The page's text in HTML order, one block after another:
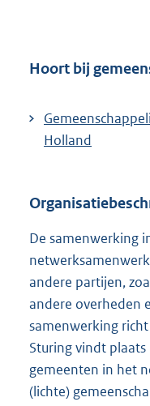
Hoort bij
Holland
De samenwerking
andere partijen,
andere overheden
samenwerking
Sturing vindt
gemeenten in het
(lichte)